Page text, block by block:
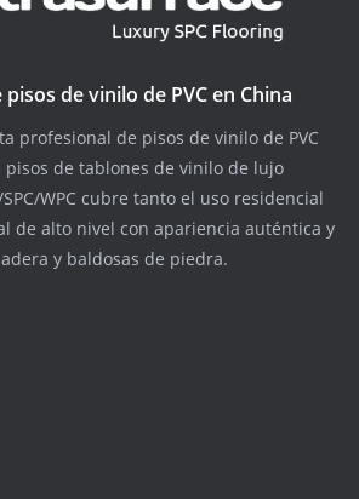
de vinilo de PVC en China
profesional de pisos de vinilo de PVC
pisos de tablones de vinilo de lujo
WPC cubre tanto el uso residencial
de alto nivel con apariencia auténtica y
y baldosas de piedra.